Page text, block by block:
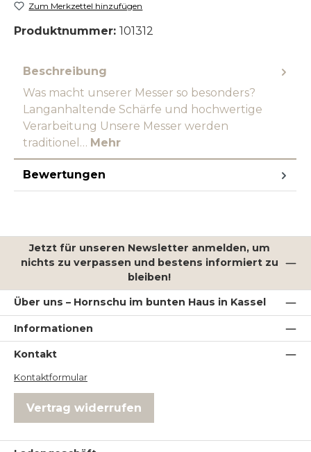
Zum Merkzettel hinzufügen
Produktnummer: 101312
Beschreibung
Was macht unserer Messer so besonders?
Langanhaltende Schärfe und hochwertige
Verarbeitung Unsere Messer werden
traditionel… Mehr
Bewertungen
Jetzt für unseren Newsletter anmelden, um
nichts zu verpassen und bestens informiert zu
bleiben!
Über uns – Hornschu im bunten Haus in Kassel
Informationen
Kontakt
Kontaktformular
Vertrag widerrufen